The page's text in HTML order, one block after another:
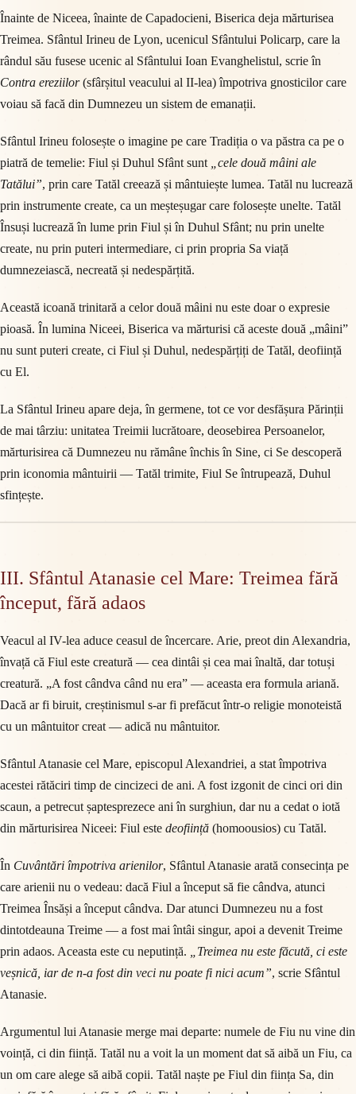
Înainte de Niceea, înainte de Capadocieni, Biserica deja mărturisea
Treimea. Sfântul Irineu de Lyon, ucenicul Sfântului Policarp, care la
rândul său fusese ucenic al Sfântului Ioan Evanghelistul, scrie în
Contra ereziilor(sfârșitul veacului al II-lea) împotriva gnosticilor care
voiau să facă din Dumnezeu un sistem de emanații.
Sfântul Irineu folosește o imagine pe care Tradiția o va păstra ca pe o
piatră de temelie: Fiul și Duhul Sfânt sunt „cele două mâini ale
Tatălui”, prin care Tatăl creează și mântuiește lumea. Tatăl nu lucrează
prin instrumente create, ca un meșteșugar care folosește unelte. Tatăl
Însuși lucrează în lume prin Fiul și în Duhul Sfânt; nu prin unelte
create, nu prin puteri intermediare, ci prin propria Sa viață
dumnezeiască, necreată și nedespărțită.
Această icoană trinitară a celor două mâini nu este doar o expresie
pioasă. În lumina Niceei, Biserica va mărturisi că aceste două „mâini”
nu sunt puteri create, ci Fiul și Duhul, nedespărțiți de Tatăl, deoființă
cu El.
La Sfântul Irineu apare deja, în germene, tot ce vor desfășura Părinții
de mai târziu: unitatea Treimii lucrătoare, deosebirea Persoanelor,
mărturisirea că Dumnezeu nu rămâne închis în Sine, ci Se descoperă
prin iconomia mântuirii — Tatăl trimite, Fiul Se întrupează, Duhul
sfințește.
III. Sfântul Atanasie cel Mare: Treimea fără
început, fără adaos
Veacul al IV-lea aduce ceasul de încercare. Arie, preot din Alexandria,
învață că Fiul este creatură — cea dintâi și cea mai înaltă, dar totuși
creatură. „A fost cândva când nu era” — aceasta era formula ariană.
Dacă ar fi biruit, creștinismul s-ar fi prefăcut într-o religie monoteistă
cu un mântuitor creat — adică nu mântuitor.
Sfântul Atanasie cel Mare, episcopul Alexandriei, a stat împotriva
acestei rătăciri timp de cincizeci de ani. A fost izgonit de cinci ori din
scaun, a petrecut șaptesprezece ani în surghiun, dar nu a cedat o iotă
din mărturisirea Niceei: Fiul este deoființă (homoousios) cu Tatăl.
În Cuvântări împotriva arienilor, Sfântul Atanasie arată consecința pe
care arienii nu o vedeau: dacă Fiul a început să fie cândva, atunci
Treimea Însăși a început cândva. Dar atunci Dumnezeu nu a fost
dintotdeauna Treime — a fost mai întâi singur, apoi a devenit Treime
prin adaos. Aceasta este cu neputință. „Treimea nu este făcută, ci este
veșnică, iar de n-a fost din veci nu poate fi nici acum”, scrie Sfântul
Atanasie.
Argumentul lui Atanasie merge mai departe: numele de Fiu nu vine din
voință, ci din ființă. Tatăl nu a voit la un moment dat să aibă un Fiu, ca
un om care alege să aibă copii. Tatăl naște pe Fiul din ființa Sa, din